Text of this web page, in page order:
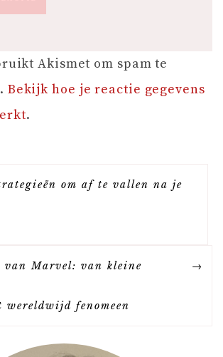
Akismet om spam te
Bekijk hoe je reactie gegevens
.
om af te vallen na je
van Marvel: van kleine
fenomeen